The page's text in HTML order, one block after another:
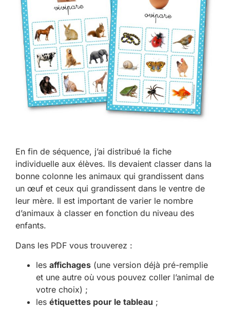
En fin de séquence, j’ai distribué la fiche
individuelle aux élèves. Ils devaient classer dans la
bonne colonne les animaux qui grandissent dans
un œuf et ceux qui grandissent dans le ventre de
leur mère. Il est important de varier le nombre
d’animaux à classer en fonction du niveau des
enfants.
Dans les PDF vous trouverez :
les affichages (une version déjà pré-remplie
et une autre où vous pouvez coller l’animal de
votre choix) ;
les étiquettes pour le tableau ;